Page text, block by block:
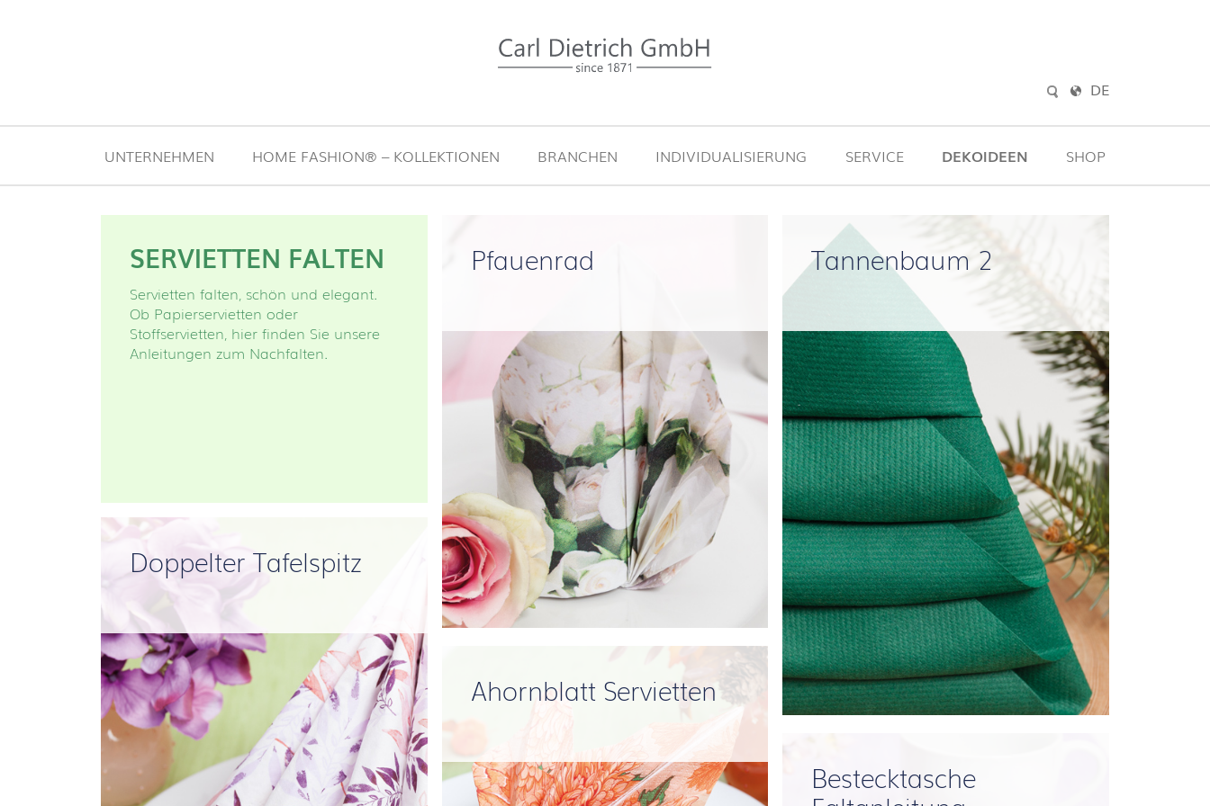
DE
UNTERNEHMEN HOME FASHION® – KOLLEKTIONEN BRANCHEN INDIVIDUALISIERUNG SERVICE DEKOIDEEN SHOP
SERVIETTEN FALTEN
Servietten falten, schön und elegant.
Ob Papierservietten oder
Stoffservietten, hier finden Sie unsere
Anleitungen zum Nachfalten.
Doppelter Tafelspitz
Pfauenrad
Ahornblatt Servietten
Tannenbaum 2
Bestecktasche